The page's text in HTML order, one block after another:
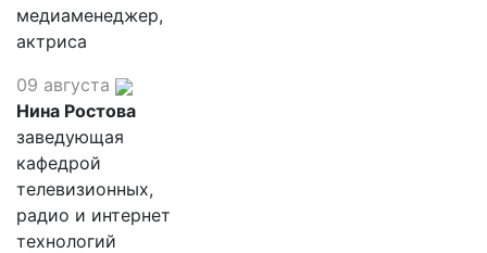
медиаменеджер,
актриса
09 августа
Нина Ростова
заведующая
кафедрой
телевизионных,
радио и интернет
технологий